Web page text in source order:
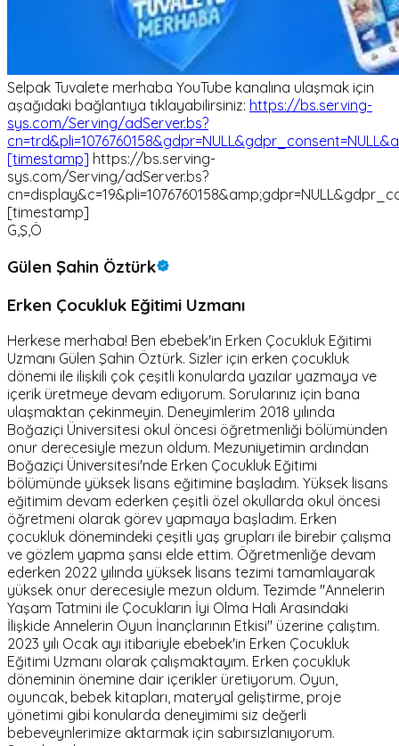
Selpak Tuvalete merhaba YouTube kanalına ulaşmak için
aşağıdaki bağlantıya tıklayabilirsiniz: https://bs.serving-
sys.com/Serving/adServer.bs?
[timestamp] https://bs.serving-
sys.com/Serving/adServer.bs?
[timestamp]
G,Ş,Ö
Gülen Şahin Öztürk
Erken Çocukluk Eğitimi Uzmanı
Herkese merhaba! Ben ebebek'in Erken Çocukluk Eğitimi
Uzmanı Gülen Şahin Öztürk. Sizler için erken çocukluk
dönemi ile ilişkili çok çeşitli konularda yazılar yazmaya ve
içerik üretmeye devam ediyorum. Sorularınız için bana
ulaşmaktan çekinmeyin. Deneyimlerim 2018 yılında
Boğaziçi Üniversitesi okul öncesi öğretmenliği bölümünden
onur derecesiyle mezun oldum. Mezuniyetimin ardından
Boğaziçi Üniversitesi'nde Erken Çocukluk Eğitimi
bölümünde yüksek lisans eğitimine başladım. Yüksek lisans
eğitimim devam ederken çeşitli özel okullarda okul öncesi
öğretmeni olarak görev yapmaya başladım. Erken
çocukluk dönemindeki çeşitli yaş grupları ile birebir çalışma
ve gözlem yapma şansı elde ettim. Öğretmenliğe devam
ederken 2022 yılında yüksek lisans tezimi tamamlayarak
yüksek onur derecesiyle mezun oldum. Tezimde "Annelerin
Yaşam Tatmini ile Çocukların İyi Olma Hali Arasındaki
İlişkide Annelerin Oyun İnançlarının Etkisi" üzerine çalıştım.
2023 yılı Ocak ayı itibariyle ebebek'in Erken Çocukluk
Eğitimi Uzmanı olarak çalışmaktayım. Erken çocukluk
döneminin önemine dair içerikler üretiyorum. Oyun,
oyuncak, bebek kitapları, materyal geliştirme, proje
yönetimi gibi konularda deneyimimi siz değerli
bebeveynlerimize aktarmak için sabırsızlanıyorum.